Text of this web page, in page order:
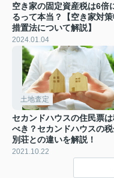
空き家の固定資産税は6倍
るって本当？【空き家対
措置法について解説】
2024.01.04
土地査定
セカンドハウスの住民票
べき？セカンドハウスの
別荘との違いを解説！
2021.10.22